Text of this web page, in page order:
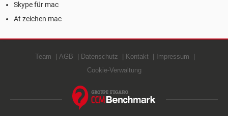
Skype für mac
At zeichen mac
Team AGB Datenschutz Kontakt
Impressum
Cookie-Verwaltung